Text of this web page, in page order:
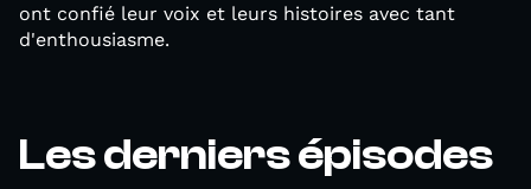
ont confié leur voix et leurs histoires avec tant
d'enthousiasme.
Les derniers épisodes